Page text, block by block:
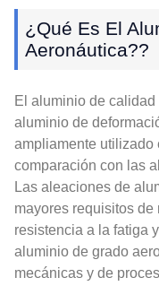
¿Qué Es El
Aeronáutica??
El aluminio de
aluminio de
ampliamente utilizado
comparación con las
Las aleaciones de
mayores requisitos de
resistencia a la fatiga
aluminio de grado
mecánicas y de